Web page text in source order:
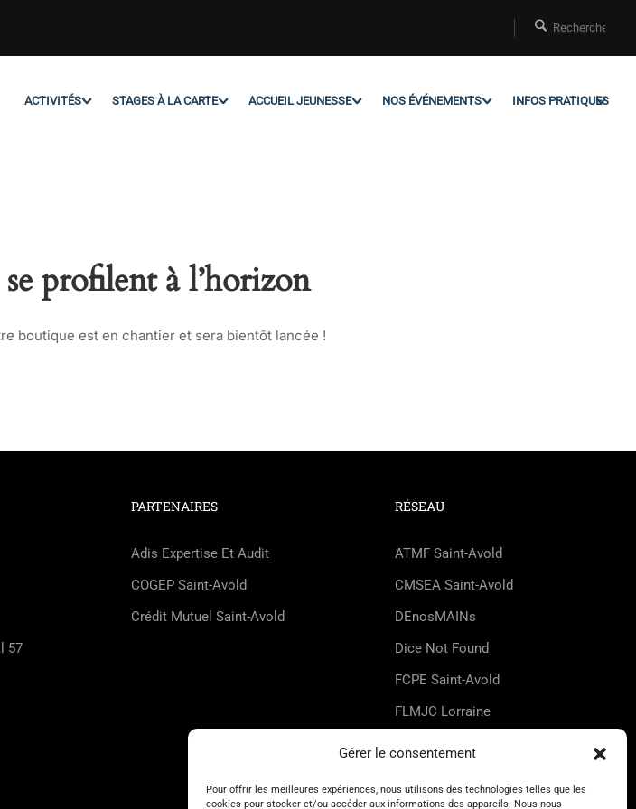
Gérer le consentement
Pour offrir les meilleures expériences, nous utilisons des technologies telles que les
cookies pour stocker et/ou accéder aux informations des appareils. Nous nous
ACTIVITÉS STAGES À LA CARTE ACCUEIL JEUNESSE NOS ÉVÉNEMENTS INFOS PRATIQUES
profilent à l’horizon
boutique est en chantier et sera bientôt lancée !
57
PARTENAIRES
Adis Expertise Et Audit
COGEP Saint-Avold
Crédit Mutuel Saint-Avold
RÉSEAU
ATMF Saint-Avold
CMSEA Saint-Avold
DEnosMAINs
Dice Not Found
FCPE Saint-Avold
FLMJC Lorraine